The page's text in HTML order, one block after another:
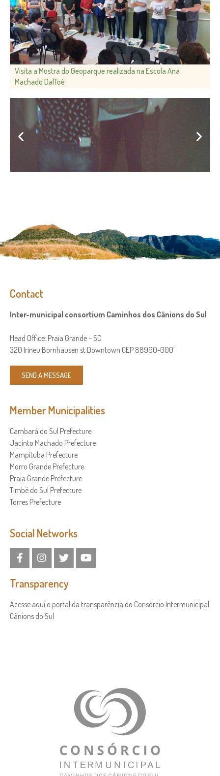
Visita a Mostra do Geoparque realizada na Escola Ana
Machado DalToé
Contact
Inter-municipal consortium Caminhos dos Cânions do Sul
Head Office: Praia Grande – SC
320 Irineu Bornhausen st Downtown CEP 88990-000'
SEND A MESSAGE
Member Municipalities
Cambará do Sul Prefecture
Jacinto Machado Prefecture
Mampituba Prefecture
Morro Grande Prefecture
Praia Grande Prefecture
Timbé do Sul Prefecture
Torres Prefecture
Social Networks
Transparency
Acesse aqui o portal da transparência do Consórcio Intermunicipal
Cânions do Sul